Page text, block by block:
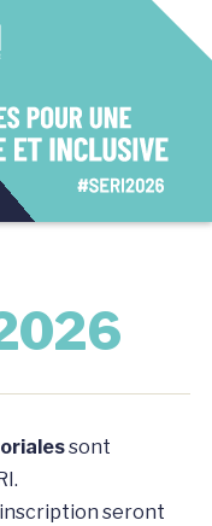
sont
seront